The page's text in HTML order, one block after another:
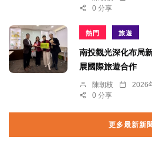
0 分享
熱門 旅遊
南投觀光深化布局
展國際旅遊合作
陳朝枝 2026
0 分享
更多最新新